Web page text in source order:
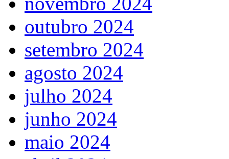
outubro 2024
setembro 2024
agosto 2024
julho 2024
junho 2024
maio 2024